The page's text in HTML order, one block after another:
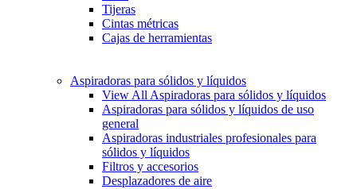
Tijeras
Cintas métricas
Cajas de herramientas
Aspiradoras para sólidos y líquidos
View All Aspiradoras para sólidos y líquidos
Aspiradoras para sólidos y líquidos de uso
general
Aspiradoras industriales profesionales para
sólidos y líquidos
Filtros y accesorios
Desplazadores de aire